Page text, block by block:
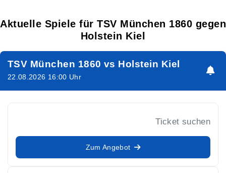
Aktuelle Spiele für TSV München 1860 gegen
Holstein Kiel
TSV München 1860 vs Holstein Kiel
22.08.2026 16:00 Uhr
Ticket suchen
Zum Angebot